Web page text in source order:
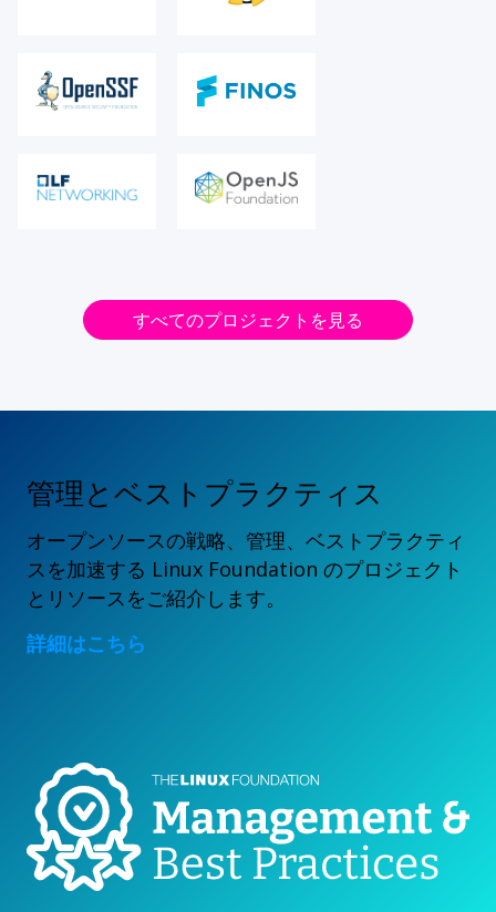
すべてのプロジェクトを見る
管理とベストプラクティス
オープンソースの戦略、管理、ベストプラクティ
スを加速する Linux Foundation のプロジェクト
とリソースをご紹介します。
詳細はこちら